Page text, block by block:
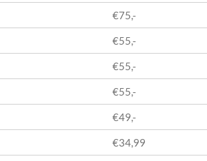
€75,-
€55,-
€55,-
€55,-
€49,-
€34,99